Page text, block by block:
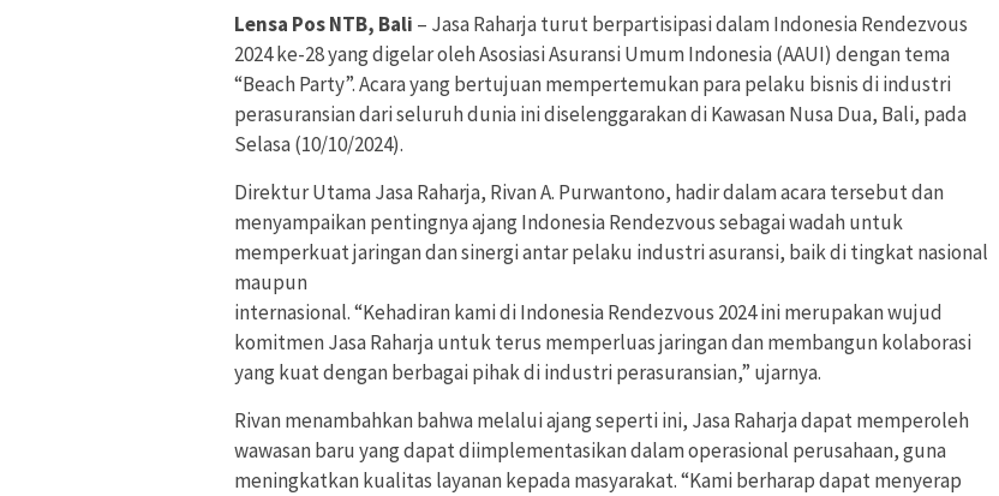
Lensa Pos NTB, Bali – Jasa Raharja turut berpartisipasi dalam Indonesia Rendezvous
2024 ke-28 yang digelar oleh Asosiasi Asuransi Umum Indonesia (AAUI) dengan tema
“Beach Party”. Acara yang bertujuan mempertemukan para pelaku bisnis di industri
perasuransian dari seluruh dunia ini diselenggarakan di Kawasan Nusa Dua, Bali, pada
Selasa (10/10/2024).
Direktur Utama Jasa Raharja, Rivan A. Purwantono, hadir dalam acara tersebut dan
menyampaikan pentingnya ajang Indonesia Rendezvous sebagai wadah untuk
memperkuat jaringan dan sinergi antar pelaku industri asuransi, baik di tingkat nasional
maupun
internasional. “Kehadiran kami di Indonesia Rendezvous 2024 ini merupakan wujud
komitmen Jasa Raharja untuk terus memperluas jaringan dan membangun kolaborasi
yang kuat dengan berbagai pihak di industri perasuransian,” ujarnya.
Rivan menambahkan bahwa melalui ajang seperti ini, Jasa Raharja dapat memperoleh
wawasan baru yang dapat diimplementasikan dalam operasional perusahaan, guna
meningkatkan kualitas layanan kepada masyarakat. “Kami berharap dapat menyerap